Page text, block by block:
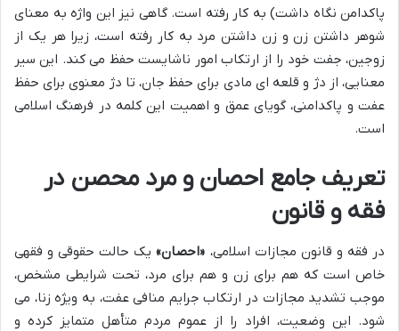
پاکدامن نگاه داشت) به کار رفته است. گاهی نیز این واژه به معنای
شوهر داشتن زن و زن داشتن مرد به کار رفته است، زیرا هر یک از
زوجین، جفت خود را از ارتکاب امور ناشایست حفظ می کند. این سیر
معنایی، از دژ و قلعه ای مادی برای حفظ جان، تا دژ معنوی برای حفظ
عفت و پاکدامنی، گویای عمق و اهمیت این کلمه در فرهنگ اسلامی
است.
تعریف جامع احصان و مرد محصن در
فقه و قانون
در فقه و قانون مجازات اسلامی، «احصان»یک حالت حقوقی و فقهی
خاص است که هم برای زن و هم برای مرد، تحت شرایطی مشخص،
موجب تشدید مجازات در ارتکاب جرایم منافی عفت، به ویژه زنا، می
شود. این وضعیت، افراد را از عموم مردم متأهل متمایز کرده و